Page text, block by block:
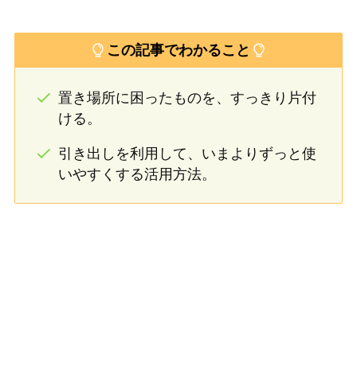
この記事でわかること
置き場所に困ったものを、すっきり片付
ける。
引き出しを利用して、いまよりずっと使
いやすくする活用方法。